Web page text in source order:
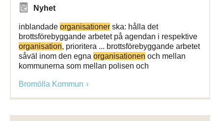
Nyhet
inblandade organisationer ska: hålla det
brottsförebyggande arbetet på agendan i respektive
organisation, prioritera ... brottsförebyggande arbetet
såväl inom den egna organisationen och mellan
kommunerna som mellan polisen och
Bromölla Kommun